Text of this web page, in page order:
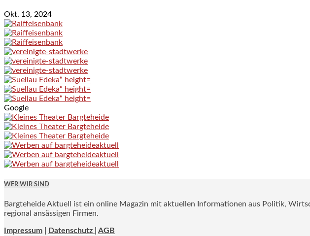
Okt. 13, 2024
Google
WER WIR SIND
Bargteheide Aktuell ist ein online Magazin mit aktuellen Informationen aus Politik,
regional ansässigen Firmen.
Impressum Datenschutz | AGB